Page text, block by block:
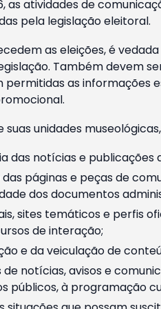
as atividades de
pela legislação eleitoral.
as eleições, é
Também devem
permitidas as informações
unidades
das notícias e publicações
páginas e peças de
dos documentos
sites temáticos e perfis
de interação;
e da veiculação de
notícias, avisos e
públicos, à programação